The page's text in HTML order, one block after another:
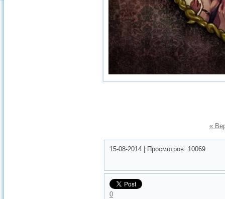
«
15-08-2014 Просмотров: 10069
0